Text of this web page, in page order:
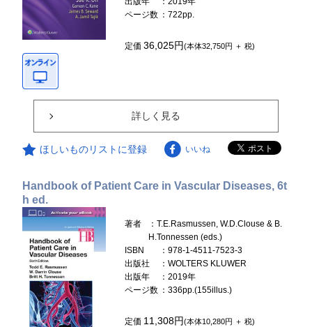
ページ数 ：722pp.
定価36,025円(本体32,750円 ＋ 税)
詳しく見る
ほしいものリストに登録 いいね
Handbook of Patient Care in Vascular Diseases, 6t
h ed.
著者
：T.E.Rasmussen, W.D.Clouse & B.
H.Tonnessen (eds.)
ISBN
：978-1-4511-7523-3
出版社
：WOLTERS KLUWER
出版年
：2019年
ページ数 ：336pp.(155illus.)
定価 11,308円(本体10,280円 ＋ 税)